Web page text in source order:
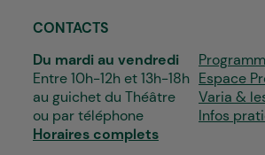
CONTACTS
Du mardi au vendredi
Entre 10h-12h et 13h-18h
au guichet du Théâtre
ou par téléphone
Horaires complets
Espace
Varia &
Infos